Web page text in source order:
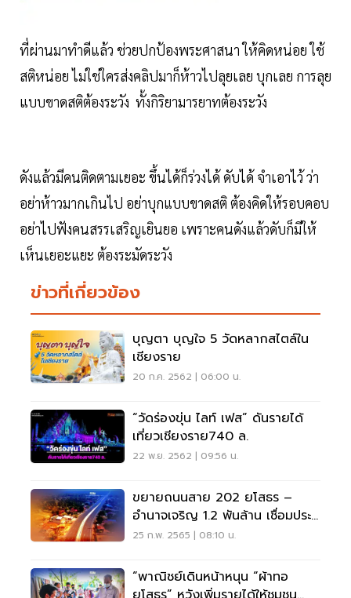
ที่ผ่านมาทำดีแล้ว ช่วยปกป้องพระศาสนา ให้คิดหน่อย ใช้
สติหน่อย ไม่ใช่ใครส่งคลิปมาก็ห้าวไปลุยเลย บุกเลย การลุย
แบบขาดสติต้องระวัง ทั้งกิริยามารยาทต้องระวัง
ดังแล้วมีคนติดตามเยอะ ขึ้นได้ก็ร่วงได้ ดับได้ จำเอาไว้ ว่า
อย่าห้าวมากเกินไป อย่าบุกแบบขาดสติ ต้องคิดให้รอบคอบ
อย่าไปฟังคนสรรเสริญเยินยอ เพราะคนดังแล้วดับก็มีให้
เห็นเยอะแยะ ต้องระมัดระวัง
ข่าวที่เกี่ยวข้อง
บุญตา บุญใจ 5 วัดหลากสไตล์ใน
เชียงราย
20 ก.ค. 2562 | 06:00 น.
“วัดร่องขุ่น ไลท์ เฟส” ดันรายได้
เที่ยวเชียงราย740 ล.
22 พ.ย. 2562 | 09:56 น.
ขยายถนนสาย 202 ยโสธร –
อำนาจเจริญ 1.2 พันล้าน เชื่อมประตู
การค้าอินโดจีน
25 ก.พ. 2565 | 08:10 น.
“พาณิชย์เดินหน้าหนุน “ผ้าทอ